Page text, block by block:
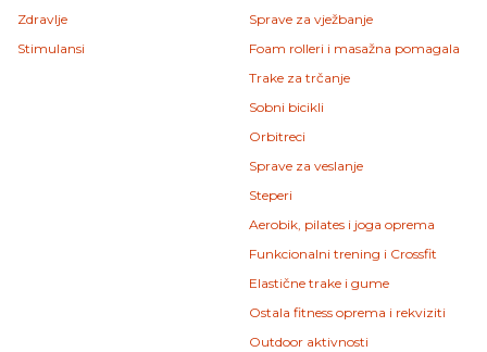
Zdravlje
Stimulansi
Sprave za vježbanje
Foam rolleri i masažna pomagala
Trake za trčanje
Sobni bicikli
Orbitreci
Sprave za veslanje
Steperi
Aerobik, pilates i joga oprema
Funkcionalni trening i Crossfit
Elastične trake i gume
Ostala fitness oprema i rekviziti
Outdoor aktivnosti